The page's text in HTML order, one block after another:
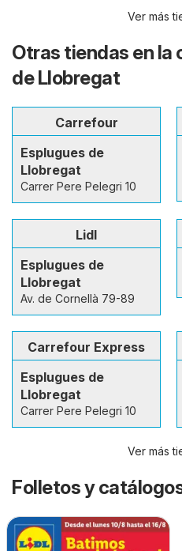
Ver más
Otras tiendas en la
de Llobregat
Carrefour
Esplugues de
Llobregat
Carrer Pere Pelegri 10
Lidl
Esplugues de
Llobregat
Av. de Cornellà 79-89
Carrefour Express
Esplugues de
Llobregat
Carrer Pere Pelegri 10
Ver más
Folletos y